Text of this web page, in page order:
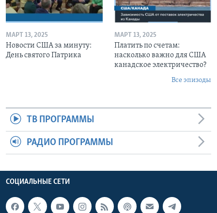
МАРТ 13, 2025
Новости США за минуту:
День святого Патрика
МАРТ 13, 2025
Платить по счетам:
насколько важно для США
канадское электричество?
Все эпизоды
ТВ ПРОГРАММЫ
РАДИО ПРОГРАММЫ
СОЦИАЛЬНЫЕ СЕТИ